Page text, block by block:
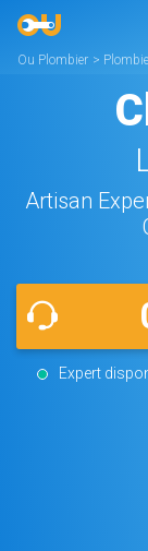
Ou Plombier >
Artisan
Expert